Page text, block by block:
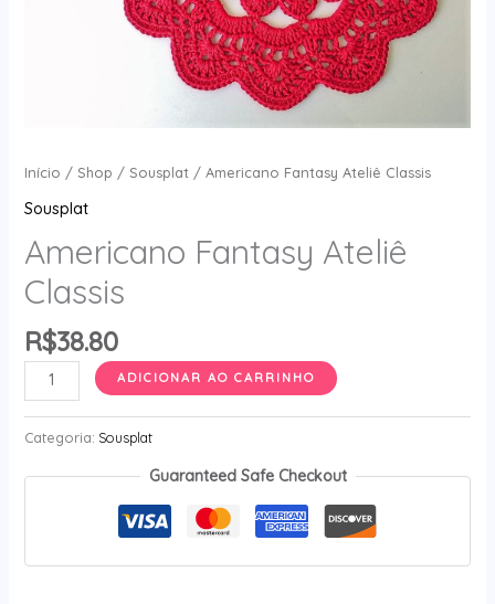
Início / Shop / Sousplat/ Americano Fantasy Ateliê Classis
Sousplat
Americano Fantasy Ateliê
Classis
R$38.80
Americano
Fantasy
Ateliê
quantidade
ADICIONAR AO CARRINHO
Categoria: Sousplat
Guaranteed Safe Checkout